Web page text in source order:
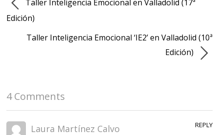
Taller Inteligencia Emocional en Valladolid (17ª
Edición)
Taller Inteligencia Emocional ‘IE2’ en Valladolid (10ª
Edición)
4 Comments
Laura Martínez Calvo REPLY